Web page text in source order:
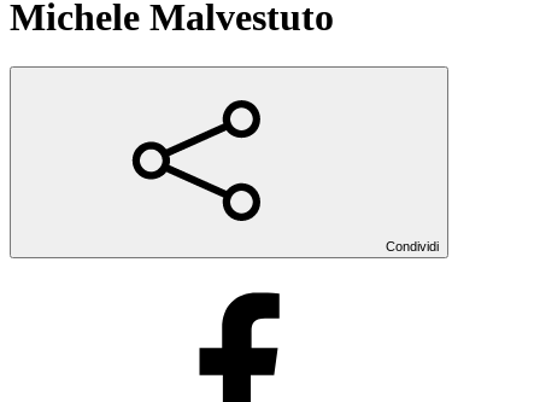
Michele Malvestuto
Condividi